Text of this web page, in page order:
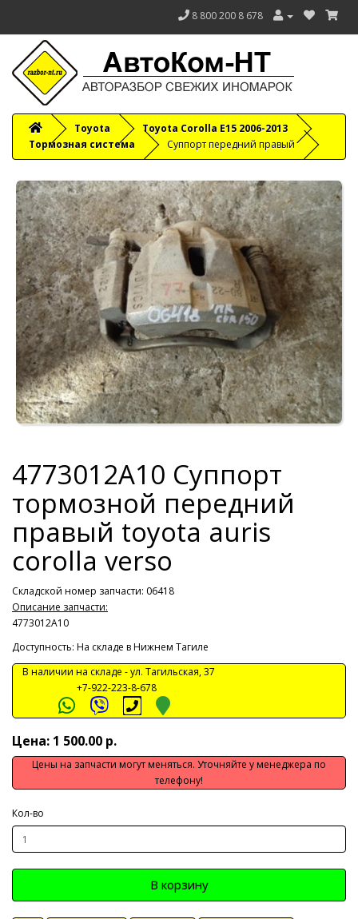
8 800 200 8 678
Toyota
Toyota Corolla E15 2006-2013
Тормозная система
Суппорт передний правый
4773012A10 Суппорт
тормозной передний
правый toyota auris
corolla verso
Складской номер запчасти: 06418
Описание запчасти:
4773012A10
Доступность: На складе в Нижнем Тагиле
В наличии на складе -ул. Тагильская, 37
+7-922-223-8-678
Цена: 1 500.00 р.
Цены на запчасти могут меняться. Уточняйте у менеджера по
телефону!
Кол-во
В корзину